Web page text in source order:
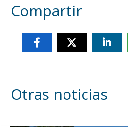
Compartir
Otras noticias